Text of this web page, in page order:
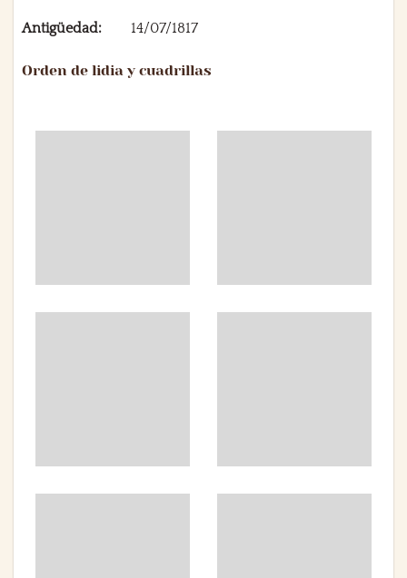
Antigüedad: 14/07/1817
Orden de lidia y cuadrillas